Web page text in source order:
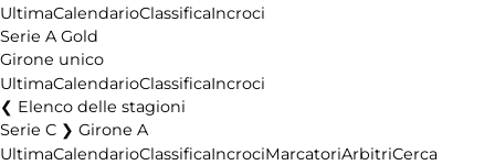
UltimaCalendarioClassificaIncroci
Serie A Gold
Girone unico
UltimaCalendarioClassificaIncroci
Elenco delle stagioni
Serie C ❯ Girone A
UltimaCalendarioClassificaIncrociMarcatoriArbitriCerca